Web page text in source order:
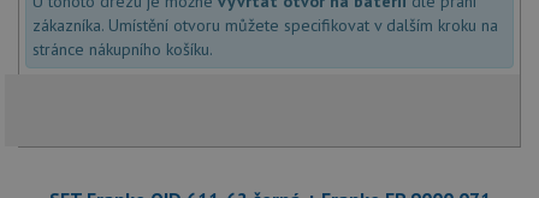
zákazníka. Umístění otvoru můžete specifikovat v dalším kroku na
stránce nákupního košíku.